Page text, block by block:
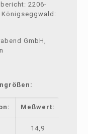
2206-
Königseggwald:
GmbH,
Meßwert:
14,9